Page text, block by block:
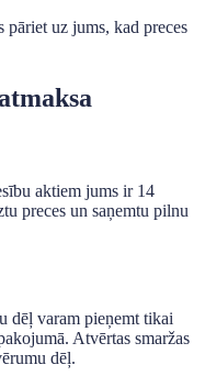
pāriet uz jums, kad preces
aktiem jums ir 14
preces un saņemtu pilnu
dēļ varam pieņemt tikai
Atvērtas smaržas
dēļ.